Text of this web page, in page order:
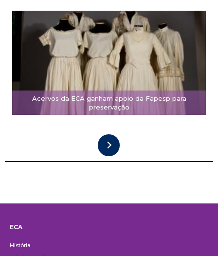
Acervos da ECA ganham apoio da Fapesp para
preservação
ECA
História